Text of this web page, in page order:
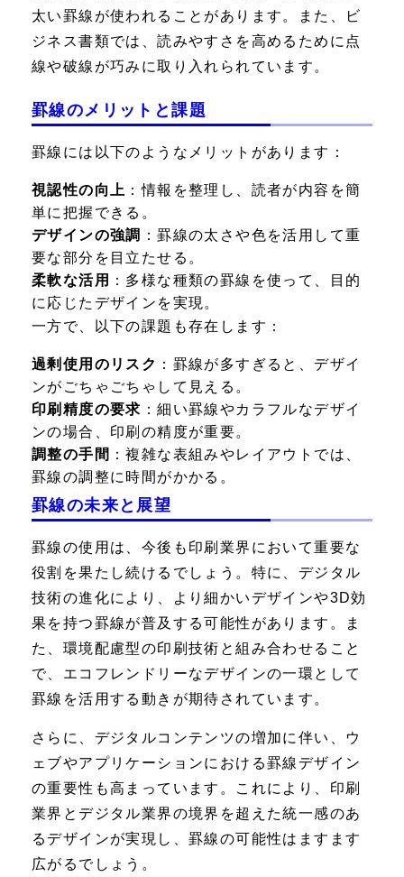
太い罫線が使われることがあります。また、ビ
ジネス書類では、読みやすさを高めるために点
線や破線が巧みに取り入れられています。
罫線のメリットと課題
罫線には以下のようなメリットがあります：
視認性の向上 ：情報を整理し、読者が内容を簡
単に把握できる。
デザインの強調
：罫線の太さや色を活用して重
要な部分を目立たせる。
柔軟な活用
：多様な種類の罫線を使って、目的
に応じたデザインを実現。
一方で、以下の課題も存在します：
過剰使用のリスク ：罫線が多すぎると、デザイ
ンがごちゃごちゃして見える。
印刷精度の要求 ：細い罫線やカラフルなデザイ
ンの場合、印刷の精度が重要。
調整の手間 ：複雑な表組みやレイアウトでは、
罫線の調整に時間がかかる。
罫線の未来と展望
罫線の使用は、今後も印刷業界において重要な
役割を果たし続けるでしょう。特に、デジタル
技術の進化により、より細かいデザインや3D効
果を持つ罫線が普及する可能性があります。ま
た、環境配慮型の印刷技術と組み合わせること
で、エコフレンドリーなデザインの一環として
罫線を活用する動きが期待されています。
さらに、デジタルコンテンツの増加に伴い、ウ
ェブやアプリケーションにおける罫線デザイン
の重要性も高まっています。これにより、印刷
業界とデジタル業界の境界を超えた統一感のあ
るデザインが実現し、罫線の可能性はますます
広がるでしょう。